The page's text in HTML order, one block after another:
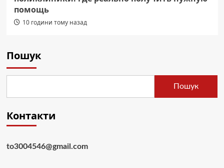
помощь
10 години тому назад
Пошук
Пошук
Контакти
to3004546@gmail.com